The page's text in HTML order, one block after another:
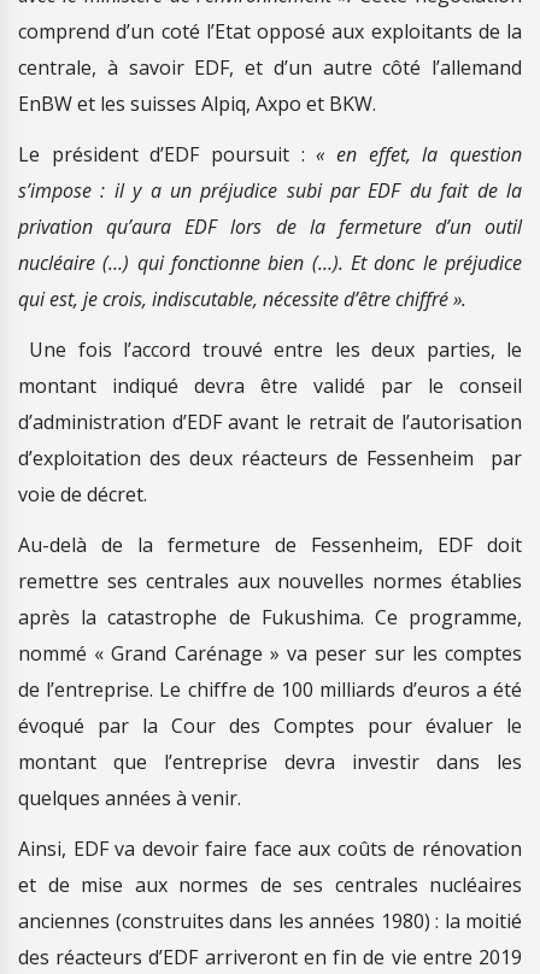
comprend d’un coté l’Etat opposé aux exploitants de la
centrale, à savoir EDF, et d’un autre côté l’allemand
EnBW et les suisses Alpiq, Axpo et BKW.
Le président d’EDF poursuit :« en effet, la question
s’impose : il y a un préjudice subi par EDF du fait de la
privation qu’aura EDF lors de la fermeture d’un outil
nucléaire (…) qui fonctionne bien (…). Et donc le préjudice
qui est, je crois, indiscutable, nécessite d’être chiffré ».
Une fois l’accord trouvé entre les deux parties, le
montant indiqué devra être validé par le conseil
d’administration d’EDF avant le retrait de l’autorisation
d’exploitation des deux réacteurs de Fessenheim par
voie de décret.
Au-delà de la fermeture de Fessenheim, EDF doit
remettre ses centrales aux nouvelles normes établies
après la catastrophe de Fukushima. Ce programme,
nommé « Grand Carénage » va peser sur les comptes
de l’entreprise. Le chiffre de 100 milliards d’euros a été
évoqué par la Cour des Comptes pour évaluer le
montant que l’entreprise devra investir dans les
quelques années à venir.
Ainsi, EDF va devoir faire face aux coûts de rénovation
et de mise aux normes de ses centrales nucléaires
anciennes (construites dans les années 1980) : la moitié
des réacteurs d’EDF arriveront en fin de vie entre 2019